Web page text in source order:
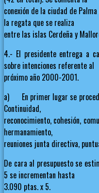
conexión de la ciudad de
la regata que se realiza
entre las islas Cerdeña y
4.- El presidente entrega a
sobre intenciones referente al
próximo año 2000-2001.
a) En primer lugar se
Continuidad,
reconocimiento, cohesión,
hermanamiento,
reuniones junta directiva,
De cara al presupuesto se
5 se incrementan hasta
3.090 ptas. x 5.